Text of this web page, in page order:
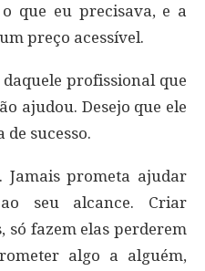
que eu precisava, e a
preço acessível.
profissional que
ajudou. Desejo que ele
sucesso.
Jamais prometa ajudar
seu alcance. Criar
só fazem elas perderem
algo a alguém,